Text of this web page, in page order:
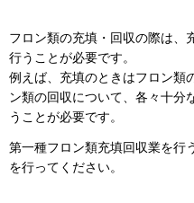
フロン類の充填・回収の際は、
行うことが必要です。
例えば、充填のときはフロン類
ン類の回収について、各々十分
うことが必要です。
第一種フロン類充填回収業を行
を行ってください。